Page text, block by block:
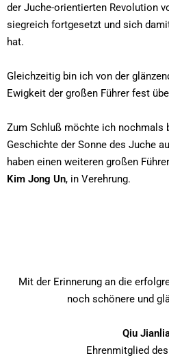
der Juche-orientierten Revolution
siegreich fortgesetzt und sich
hat.
Gleichzeitig bin ich von der
Ewigkeit der großen Führer fest
Zum Schluß möchte ich nochmals
Geschichte der Sonne des Juche
haben einen weiteren großen
Kim Jong Un, in Verehrung.
Mit der Erinnerung an die
noch schönere und
Qiu
Ehrenmitglied